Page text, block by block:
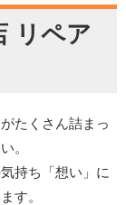
リペア
たくさん詰まっ
。
持ち「想い」に
す。